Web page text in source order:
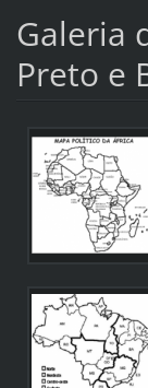
Galeria
Preto e